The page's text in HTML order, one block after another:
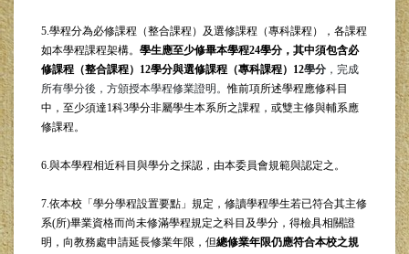
5.學程分為必修課程（整合課程）及選修課程（專科課程），各課程
如本學程課程架構。 學生應至少修畢本學程24學分，其中須包含必
修課程（整合課程）12學分與選修課程（專科課程）12學分 ，完成
所有學分後，方頒授本學程修業證明。惟前項所述學程應修科目
中，至少須達1科3學分非屬學生本系所之課程，或雙主修與輔系應
修課程。
6.與本學程相近科目與學分之採認，由本委員會規範與認定之。
7.依本校「學分學程設置要點」規定，修讀學程學生若已符合其主修
系(所)畢業資格而尚未修滿學程規定之科目及學分，得檢具相關證
明，向教務處申請延長修業年限，但總修業年限仍應符合本校之規